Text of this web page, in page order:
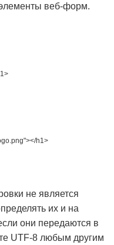
веб-форм.
></h1>
не является
их и на
они передаются в
UTF-8 любым другим